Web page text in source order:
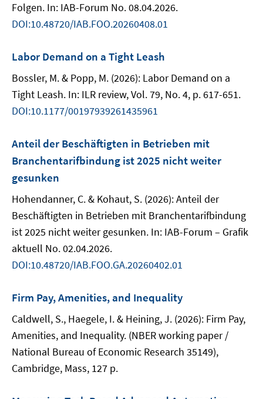
Folgen. In: IAB-Forum No. 08.04.2026.
DOI:10.48720/IAB.FOO.20260408.01
Labor Demand on a Tight Leash
Bossler, M. & Popp, M. (2026): Labor Demand on a
Tight Leash. In: ILR review, Vol. 79, No. 4, p. 617-651.
DOI:10.1177/00197939261435961
Anteil der Beschäftigten in Betrieben mit
Branchentarifbindung ist 2025 nicht weiter
gesunken
Hohendanner, C. & Kohaut, S. (2026): Anteil der
Beschäftigten in Betrieben mit Branchentarifbindung
ist 2025 nicht weiter gesunken. In: IAB-Forum – Grafik
aktuell No. 02.04.2026.
DOI:10.48720/IAB.FOO.GA.20260402.01
Firm Pay, Amenities, and Inequality
Caldwell, S., Haegele, I. & Heining, J. (2026): Firm Pay,
Amenities, and Inequality. (NBER working paper /
National Bureau of Economic Research 35149),
Cambridge, Mass, 127 p.